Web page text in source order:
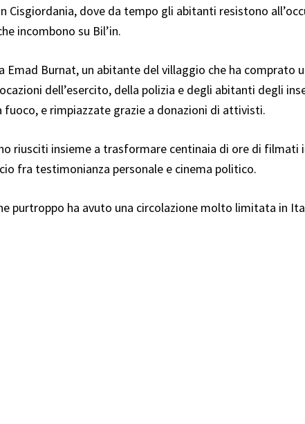
Cisgiordania, dove da tempo gli abitanti resistono
incombono su Bil’in.
Burnat, un abitante del villaggio che ha comprato
dell’esercito, della polizia e degli abitanti degli
e rimpiazzate grazie a donazioni di attivisti.
riusciti insieme a trasformare centinaia di ore di
fra testimonianza personale e cinema politico.
purtroppo ha avuto una circolazione molto limitata in